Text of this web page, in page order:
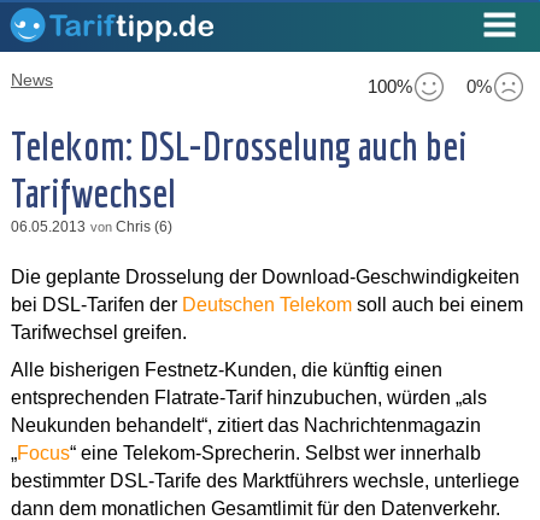
100% 0%
News
Telekom: DSL-Drosselung auch bei
Tarifwechsel
06.05.2013 von Chris (6)
Die geplante Drosselung der Download-Geschwindigkeiten
bei DSL-Tarifen der Deutschen Telekomsoll auch bei einem
Tarifwechsel greifen.
Alle bisherigen Festnetz-Kunden, die künftig einen
entsprechenden Flatrate-Tarif hinzubuchen, würden „als
Neukunden behandelt“, zitiert das Nachrichtenmagazin
„Focus“ eine Telekom-Sprecherin. Selbst wer innerhalb
bestimmter DSL-Tarife des Marktführers wechsle, unterliege
dann dem monatlichen Gesamtlimit für den Datenverkehr.